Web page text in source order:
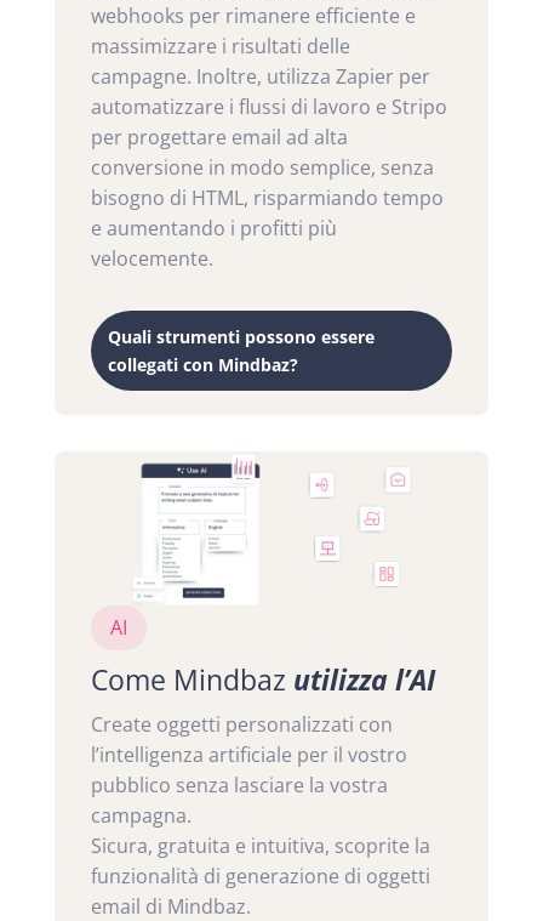
webhooks per rimanere efficiente e
massimizzare i risultati delle
campagne. Inoltre, utilizza Zapier per
automatizzare i flussi di lavoro e Stripo
per progettare email ad alta
conversione in modo semplice, senza
bisogno di HTML, risparmiando tempo
e aumentando i profitti più
velocemente.
Quali strumenti possono essere
collegati con Mindbaz?
AI
Come Mindbaz utilizza l’AI
Create oggetti personalizzati con
l’intelligenza artificiale per il vostro
pubblico senza lasciare la vostra
campagna.
Sicura, gratuita e intuitiva, scoprite la
funzionalità di generazione di oggetti
email di Mindbaz.